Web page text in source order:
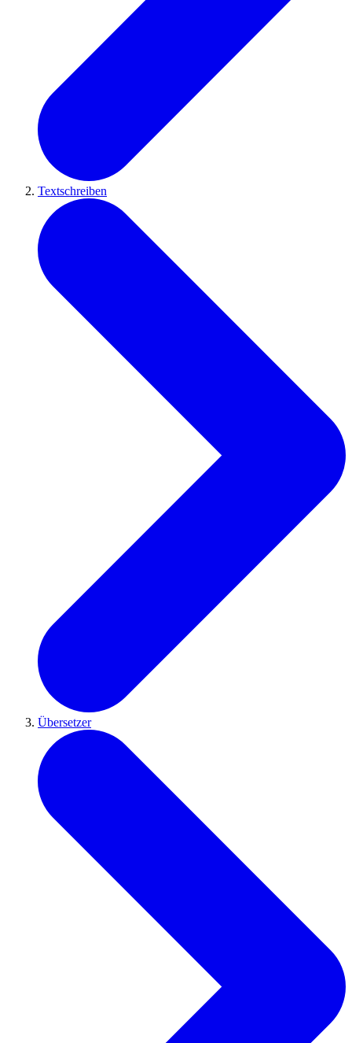
Textschreiben
Übersetzer